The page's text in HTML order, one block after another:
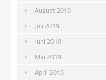
August 2019
Juli 2019
Juni 2019
Mai 2019
April 2019